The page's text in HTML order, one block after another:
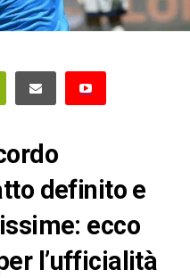
definito e
ecco
l’ufficialità